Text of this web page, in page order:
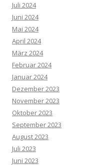
Juli 2024
Juni 2024
Mai 2024
April 2024
März 2024
Februar 2024
Januar 2024
Dezember 2023
November 2023
Oktober 2023
September 2023
August 2023
Juli 2023
Juni 2023